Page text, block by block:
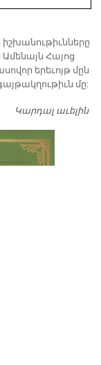
Հայոց
երեւոյթ մըն
մը:
Կարդալ աւելին